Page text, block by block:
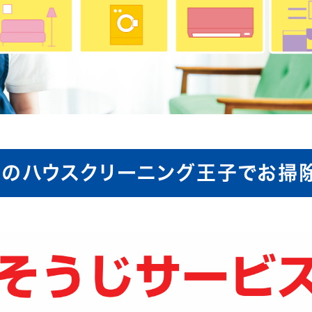
ハウスクリーニング王子でお掃